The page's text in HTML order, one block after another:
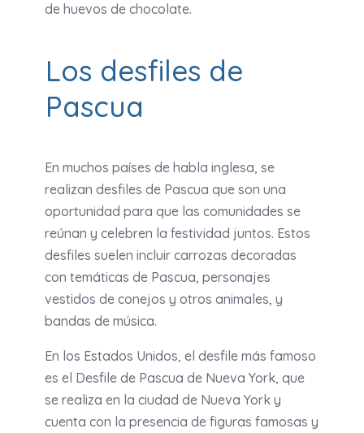
de huevos de chocolate.
Los desfiles de
Pascua
En muchos países de habla inglesa, se
realizan desfiles de Pascua que son una
oportunidad para que las comunidades se
reúnan y celebren la festividad juntos. Estos
desfiles suelen incluir carrozas decoradas
con temáticas de Pascua, personajes
vestidos de conejos y otros animales, y
bandas de música.
En los Estados Unidos, el desfile más famoso
es el Desfile de Pascua de Nueva York, que
se realiza en la ciudad de Nueva York y
cuenta con la presencia de figuras famosas y